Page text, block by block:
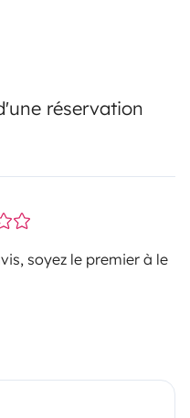
réservation
soyez le premier à le